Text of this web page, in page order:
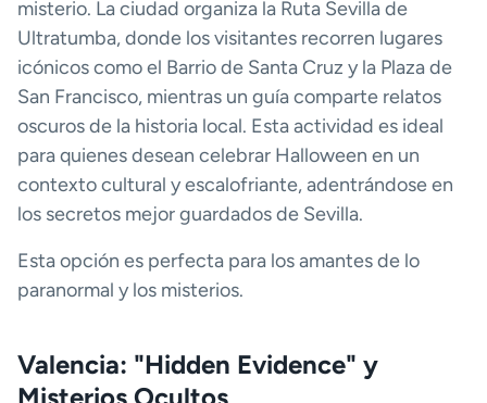
misterio. La ciudad organiza la Ruta Sevilla de
Ultratumba, donde los visitantes recorren lugares
icónicos como el Barrio de Santa Cruz y la Plaza de
San Francisco, mientras un guía comparte relatos
oscuros de la historia local. Esta actividad es ideal
para quienes desean celebrar Halloween en un
contexto cultural y escalofriante, adentrándose en
los secretos mejor guardados de Sevilla.
Esta opción es perfecta para los amantes de lo
paranormal y los misterios.
Valencia: "Hidden Evidence" y